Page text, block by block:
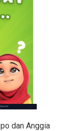
dan Anggia